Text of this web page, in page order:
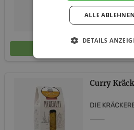
In den Warenkorb
Curry
DIE
ALLE ABLEHNEN
DETAILS